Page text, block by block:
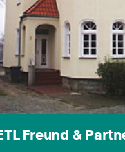
Freund &
individuelle Fort-
persönliche